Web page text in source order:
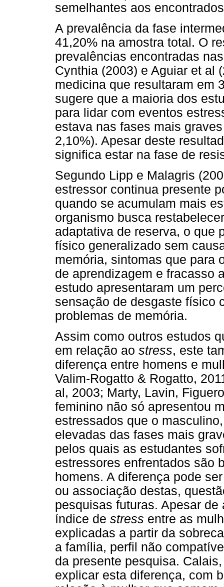
semelhantes aos
A prevalência da fase
41,20% na amostra total. O
prevalências encontradas
Cynthia (2003) e Aguiar et al
medicina que resultaram em
sugere que a maioria dos
para lidar com eventos
estava nas fases mais
2,10%). Apesar deste
significa estar na fase de
Segundo Lipp e Malagris
estressor continua presente
quando se acumulam mais
organismo busca
adaptativa de reserva, o que
físico generalizado sem
memória, sintomas que para
de aprendizagem e fracasso
estudo apresentaram um
sensação de desgaste físico
problemas de memória.
Assim como outros estudos
em relação ao stress, este
diferença entre homens e
Valim-Rogatto & Rogatto,
al, 2003; Marty, Lavin,
feminino não só apresentou
estressados que o
elevadas das fases mais
pelos quais as estudantes
estressores enfrentados são
homens. A diferença pode
ou associação destas,
pesquisas futuras. Apesar
índice de stress entre as
explicadas a partir da
a família, perfil não
da presente pesquisa.
explicar esta diferença, com